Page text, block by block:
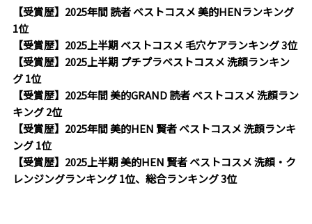
【受賞歴】2025年間 読者 ベストコスメ 美的HENランキング
1位
【受賞歴】2025上半期 ベストコスメ 毛穴ケアランキング 3位
【受賞歴】2025上半期 プチプラベストコスメ 洗顔ランキン
グ 1位
【受賞歴】2025年間 美的GRAND 読者 ベストコスメ 洗顔ラン
キング 2位
【受賞歴】2025年間 美的HEN 賢者 ベストコスメ 洗顔ランキ
ング 1位
【受賞歴】2025上半期 美的HEN 賢者 ベストコスメ 洗顔・ク
レンジングランキング 1位、総合ランキング 3位